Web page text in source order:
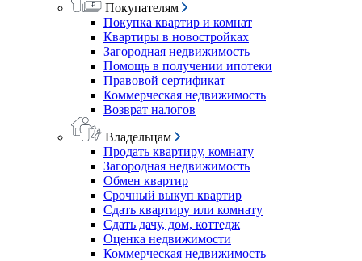
Покупателям
Покупка квартир и комнат
Квартиры в новостройках
Загородная недвижимость
Помощь в получении ипотеки
Правовой сертификат
Коммерческая недвижимость
Возврат налогов
Владельцам
Продать квартиру, комнату
Загородная недвижимость
Обмен квартир
Срочный выкуп квартир
Сдать квартиру или комнату
Сдать дачу, дом, коттедж
Оценка недвижимости
Коммерческая недвижимость